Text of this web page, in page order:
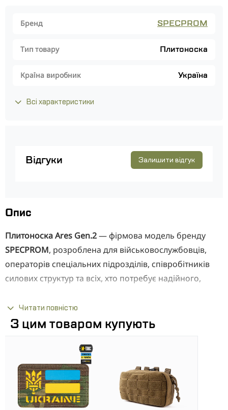
Бренд SPECPROM
Тип товару Плитоноска
Країна виробник Україна
Всі характеристики
Відгуки Залишити відгук
Опис
Плитоноска Ares Gen.2— фірмова модель бренду
SPECPROM, розроблена для військовослужбовців,
операторів спеціальних підрозділів, співробітників
силових структур та всіх, хто потребує надійного,
Конструкція створена з урахуванням сучасного
бойового досвіду та забезпечує оптимальний баланс
виконання бойових, тактичних і тренувальних
завдань.
Основу виробу складає оригінальна тканина
Cordura® 1000D, яка відзначається високою стійкістю
Читати повністю
З цим товаром купують